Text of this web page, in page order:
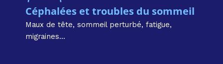
Céphalées et troubles du sommeil
Maux de tête, sommeil perturbé, fatigue,
migraines...